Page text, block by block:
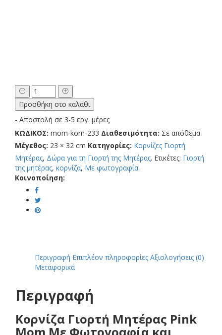
Κορνίζα
Γιορτή
Μητέρας
Pink
Mom
Με
Φωτογραφία
και
Αφιέρωση
ποσότητα
Προσθήκη στο καλάθι
- Αποστολή σε 3-5 εργ. μέρες
ΚΩΔΙΚΟΣ: mom-korn-233 Διαθεσιμότητα: Σε απόθεμα
Μέγεθος: 23 × 32 cm Κατηγορίες: Κορνίζες Γιορτή
Μητέρας, Δώρα για τη Γιορτή της Μητέρας. Ετικέτες: Γιορτή
της μητέρας, κορνίζα, Με φωτογραφία.
Κοινοποίηση:
Περιγραφή Επιπλέον πληροφορίες Αξιολογήσεις (0)
Μεταφορικά
Περιγραφή
Κορνίζα Γιορτή Μητέρας Pink